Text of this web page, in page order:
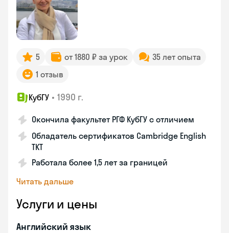
5 от 1880 ₽ за урок
35 лет опыта
1 отзыв
КубГУ • 1990 г.
Окончила факультет РГФ КубГУ с отличием
Обладатель сертификатов Cambridge English
TKT
Работала более 1,5 лет за границей
Читать дальше
Услуги и цены
Английский язык